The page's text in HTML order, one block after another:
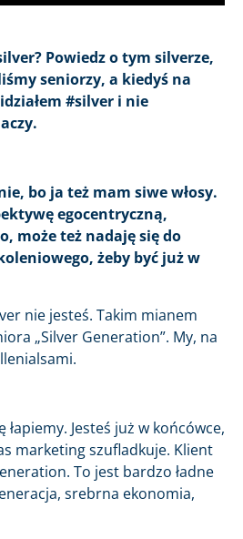
Powiedz o tym silverze,
seniorzy, a kiedyś na
#silver i nie
bo ja też mam siwe włosy.
egocentryczną,
może też nadaję się do
żeby być już w
nie jesteś. Takim mianem
„Silver Generation”. My, na
łapiemy. Jesteś już w końcówce,
marketing szufladkuje. Klient
To jest bardzo ładne
srebrna ekonomia,